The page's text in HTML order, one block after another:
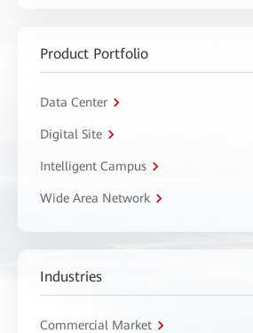
Product Portfolio
Data Center
Digital Site
Intelligent Campus
Wide Area Network
Industries
Commercial Market